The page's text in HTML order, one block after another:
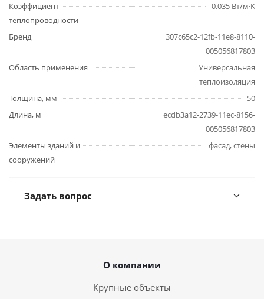
Коэффициент
теплопроводности
0,035 Вт/м·K
Бренд
307c65c2-12fb-11e8-8110-
005056817803
Область применения
Универсальная
теплоизоляция
Толщина, мм
50
Длина, м
ecdb3a12-2739-11ec-8156-
005056817803
Элементы зданий и
сооружений
фасад, стены
Задать вопрос
О компании
Крупные объекты